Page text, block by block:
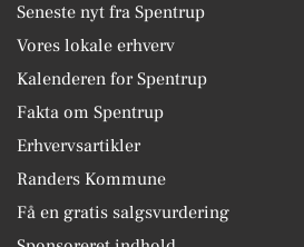
Seneste nyt fra Spentrup
Vores lokale erhverv
Kalenderen for Spentrup
Fakta om Spentrup
Erhvervsartikler
Randers Kommune
Få en gratis salgsvurdering